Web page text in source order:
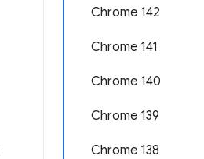
Chrome 142
Chrome 141
Chrome 140
Chrome 139
Chrome 138